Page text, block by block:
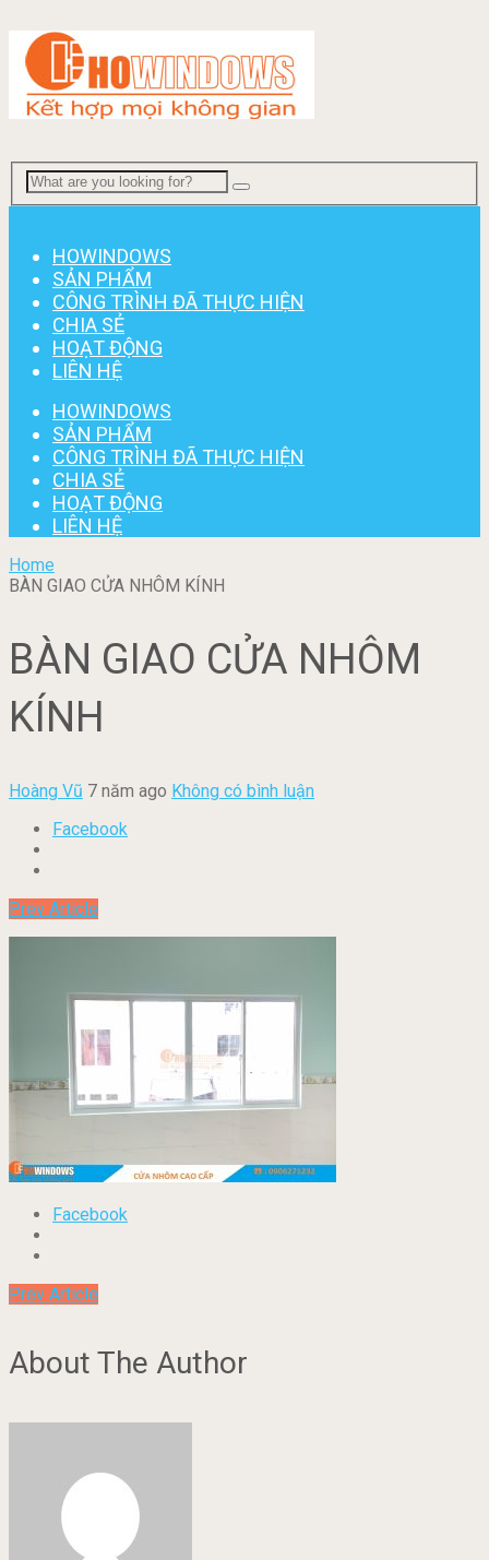
HOWINDOWS
SẢN PHẨM
CÔNG TRÌNH ĐÃ THỰC HIỆN
CHIA SẺ
HOẠT ĐỘNG
LIÊN HỆ
HOWINDOWS
SẢN PHẨM
CÔNG TRÌNH ĐÃ THỰC HIỆN
CHIA SẺ
HOẠT ĐỘNG
LIÊN HỆ
Home
BÀN GIAO CỬA NHÔM KÍNH
BÀN GIAO CỬA NHÔM
KÍNH
Hoàng Vũ 7 năm ago Không có bình luận
Facebook
Prev Article
Facebook
Prev Article
About The Author